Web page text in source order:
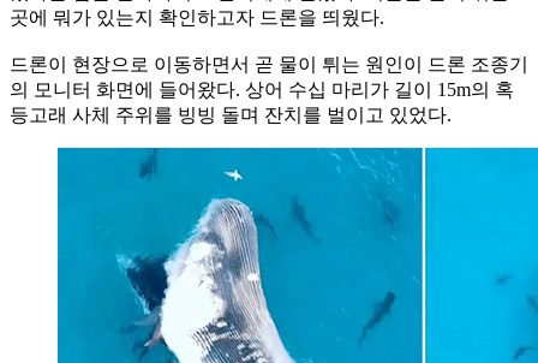
곳에 뭐가 있는지 확인하고자 드론을 띄웠다.
드론이 현장으로 이동하면서 곧 물이 튀는 원인이 드론 조종기
의 모니터 화면에 들어왔다. 상어 수십 마리가 길이 15m의 혹
등고래 사체 주위를 빙빙 돌며 잔치를 벌이고 있었다.